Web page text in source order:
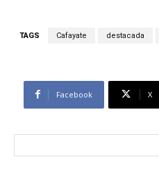
TAGS Cafayate destacada
Facebook X